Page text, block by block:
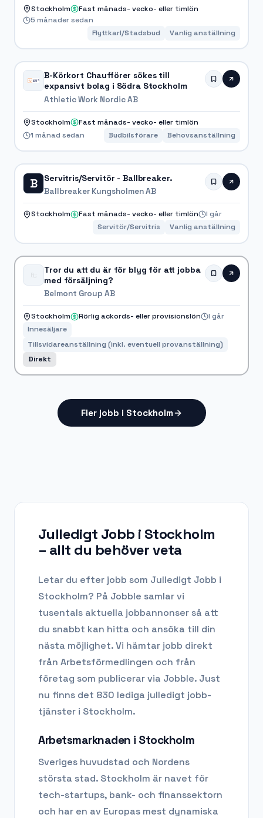
Stockholm
Fast månads- vecko- eller timlön
5 månader sedan
Flyttkarl/Stadsbud
Vanlig anställning
B-Körkort Chaufförer sökes till
expansivt bolag i Södra Stockholm
Athletic Work Nordic AB
Stockholm
Fast månads- vecko- eller timlön
1 månad sedan
Budbilsförare Behovsanställning
B Servitris/Servitör - Ballbreaker.
Ballbreaker Kungsholmen AB
Stockholm Fast månads- vecko- eller timlön
I går
Servitör/Servitris
Vanlig anställning
Tror du att du är för blyg för att jobba
med försäljning?
Belmont Group AB
Stockholm Rörlig ackords- eller provisionslön
I går
Innesäljare
Tillsvidareanställning (inkl. eventuell provanställning)
Direkt
Fler jobb i Stockholm
Julledigt Jobb i Stockholm
– allt du behöver veta
Letar du efter jobb som Julledigt Jobb i
Stockholm? På Jobble samlar vi
tusentals aktuella jobbannonser så att
du snabbt kan hitta och ansöka till din
nästa möjlighet. Vi hämtar jobb direkt
från Arbetsförmedlingen och från
företag som publicerar via Jobble. Just
nu finns det 830 lediga julledigt jobb-
tjänster i Stockholm.
Arbetsmarknaden i Stockholm
Sveriges huvudstad och Nordens
största stad. Stockholm är navet för
tech-startups, bank- och finanssektorn
och har en av Europas mest dynamiska